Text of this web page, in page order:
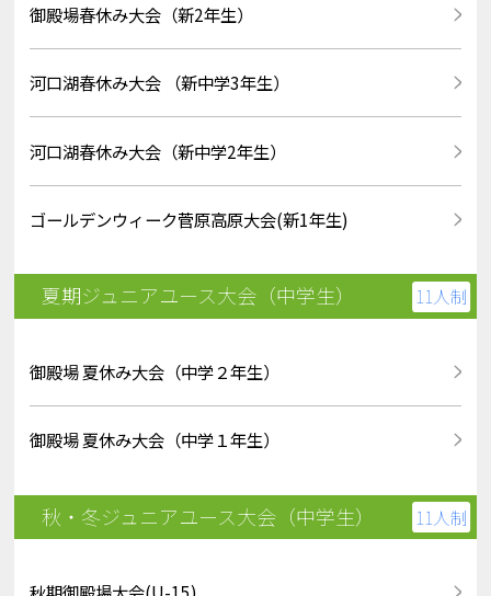
御殿場春休み大会（新2年生）
河口湖春休み大会 （新中学3年生）
河口湖春休み大会（新中学2年生）
ゴールデンウィーク菅原高原大会(新1年生)
夏期ジュニアユース大会（中学生） 11人制
御殿場 夏休み大会（中学２年生）
御殿場 夏休み大会（中学１年生）
秋・冬ジュニアユース大会（中学生） 11人制